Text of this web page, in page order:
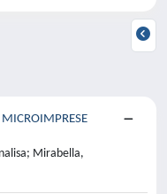
MICROIMPRESE
Mirabella,